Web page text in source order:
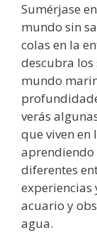
Sumérjase
mundo sin
colas en la
descubra
mundo
verás
que viven en
aprendiendo
diferentes
experiencias
acuario y
agua.